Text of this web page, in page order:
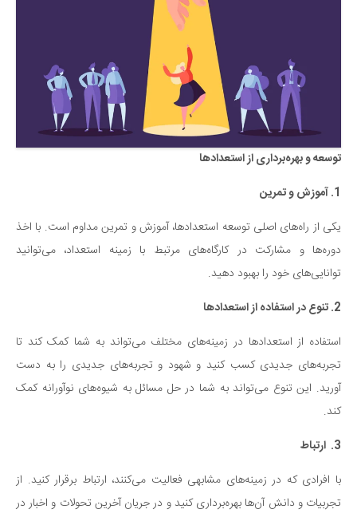
توسعه و بهره‌برداری از استعدادها
1. آموزش و تمرین
یکی از راه‌های اصلی توسعه استعدادها، آموزش و تمرین مداوم است. با اخذ
دوره‌ها و مشارکت در کارگاه‌های مرتبط با زمینه استعداد، می‌توانید
توانایی‌های خود را بهبود دهید.
2. تنوع در استفاده از استعدادها
استفاده از استعدادها در زمینه‌های مختلف می‌تواند به شما کمک کند تا
تجربه‌های جدیدی کسب کنید و شهود و تجربه‌های جدیدی را به دست
آورید. این تنوع می‌تواند به شما در حل مسائل به شیوه‌های نوآورانه کمک
کند.
3. ارتباط
با افرادی که در زمینه‌های مشابهی فعالیت می‌کنند، ارتباط برقرار کنید. از
تجربیات و دانش آن‌ها بهره‌برداری کنید و در جریان آخرین تحولات و اخبار در